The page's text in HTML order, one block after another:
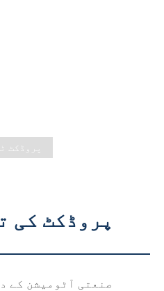
پروڈکٹ کی
صنعتی آٹومیشن کے